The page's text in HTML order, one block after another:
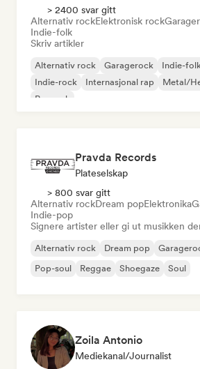
> 2400 svar gitt
Alternativ rockElektronisk rock
Indie-folk
Skriv artikler
Alternativ rock Garagerock Indie-
Indie-rock
Internasjonal rap
Metal/
Poprock
Pravda Records
Plateselskap
> 800 svar gitt
Alternativ rockDream popElektronika
Indie-pop
Signere artister eller gi ut musikken
Alternativ rock Dream pop
Pop-soul
Reggae Shoegaze Soul
Zoila Antonio
Mediekanal/journalist